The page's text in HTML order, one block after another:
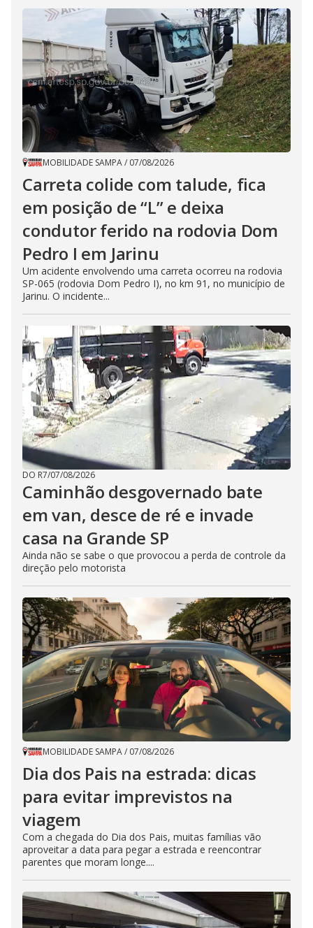
MOBILIDADE SAMPA/ 07/08/2026
Carreta colide com talude, fica
em posição de “L” e deixa
condutor ferido na rodovia Dom
Pedro I em Jarinu
Um acidente envolvendo uma carreta ocorreu na rodovia
SP-065 (rodovia Dom Pedro I), no km 91, no município de
Jarinu. O incidente...
DO R7/07/08/2026
Caminhão desgovernado bate
em van, desce de ré e invade
casa na Grande SP
Ainda não se sabe o que provocou a perda de controle da
direção pelo motorista
MOBILIDADE SAMPA/ 07/08/2026
Dia dos Pais na estrada: dicas
para evitar imprevistos na
viagem
Com a chegada do Dia dos Pais, muitas famílias vão
aproveitar a data para pegar a estrada e reencontrar
parentes que moram longe....